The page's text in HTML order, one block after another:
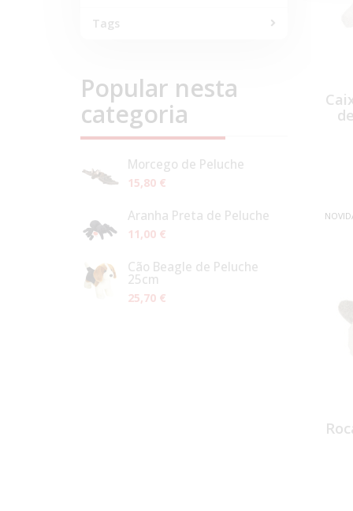
Tags
Popular nesta
categoria
Morcego de Peluche
15,80 €
Aranha Preta de Peluche
11,00 €
Cão Beagle de Peluche
25cm
25,70 €